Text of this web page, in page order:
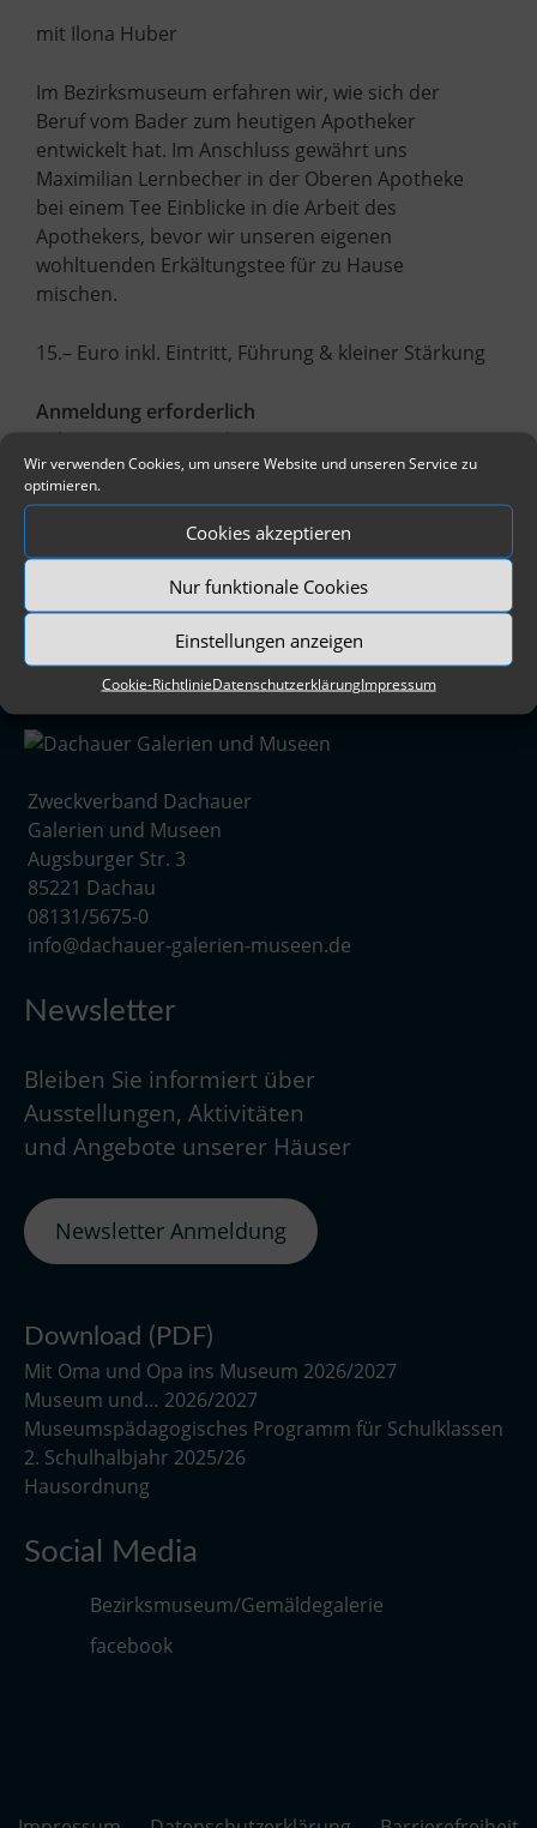
Wir verwenden Cookies, um unsere Website und unseren Service zu
optimieren.
Cookies akzeptieren
Nur funktionale Cookies
Einstellungen anzeigen
Cookie-RichtlinieDatenschutzerklärungImpressum
mit Ilona Huber
Im Bezirksmuseum erfahren wir, wie sich der
Beruf vom Bader zum heutigen Apotheker
entwickelt hat. Im Anschluss gewährt uns
Maximilian Lernbecher in der Oberen Apotheke
bei einem Tee Einblicke in die Arbeit des
Apothekers, bevor wir unseren eigenen
wohltuenden Erkältungstee für zu Hause
mischen.
15.– Euro inkl. Eintritt, Führung & kleiner Stärkung
Anmeldung erforderlich
Tel. 08131 5675-13 oder
verwaltung@dachauer-galerien-museen.de
Zweckverband Dachauer
Galerien und Museen
Augsburger Str. 3
85221 Dachau
08131/5675-0
info@dachauer-galerien-museen.de
Newsletter
Bleiben Sie informiert über
Ausstellungen, Aktivitäten
und Angebote unserer Häuser
Newsletter Anmeldung
Download (PDF)
Mit Oma und Opa ins Museum 2026/2027
Museum und… 2026/2027
Museumspädagogisches Programm für Schulklassen
2. Schulhalbjahr 2025/26
Hausordnung
Social Media
Bezirksmuseum/Gemäldegalerie
facebook